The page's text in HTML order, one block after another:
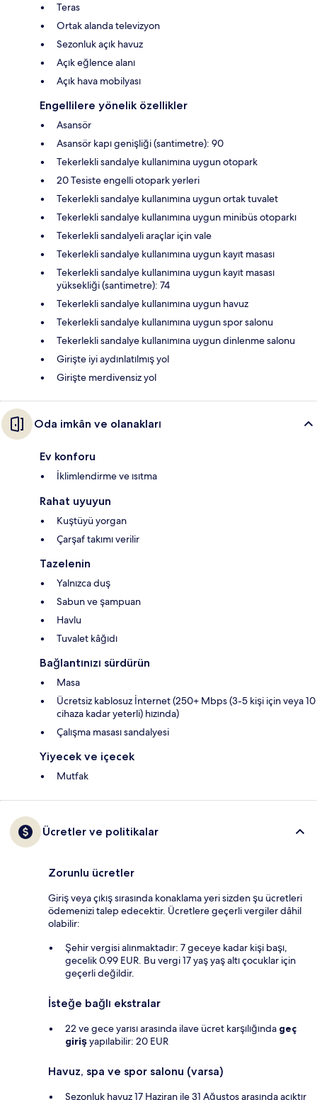
Teras
Ortak alanda televizyon
Sezonluk açık havuz
Açık eğlence alanı
Açık hava mobilyası
Engellilere yönelik özellikler
Asansör
Asansör kapı genişliği (santimetre): 90
Tekerlekli sandalye kullanımına uygun otopark
20 Tesiste engelli otopark yerleri
Tekerlekli sandalye kullanımına uygun ortak tuvalet
Tekerlekli sandalye kullanımına uygun minibüs otoparkı
Tekerlekli sandalyeli araçlar için vale
Tekerlekli sandalye kullanımına uygun kayıt masası
Tekerlekli sandalye kullanımına uygun kayıt masası
yüksekliği (santimetre): 74
Tekerlekli sandalye kullanımına uygun havuz
Tekerlekli sandalye kullanımına uygun spor salonu
Tekerlekli sandalye kullanımına uygun dinlenme salonu
Girişte iyi aydınlatılmış yol
Girişte merdivensiz yol
Oda imkân ve olanakları
Ev konforu
İklimlendirme ve ısıtma
Rahat uyuyun
Kuştüyü yorgan
Çarşaf takımı verilir
Tazelenin
Yalnızca duş
Sabun ve şampuan
Havlu
Tuvalet kâğıdı
Bağlantınızı sürdürün
Masa
Ücretsiz kablosuz İnternet (250+ Mbps (3-5 kişi için veya 10
cihaza kadar yeterli) hızında)
Çalışma masası sandalyesi
Yiyecek ve içecek
Mutfak
Ücretler ve politikalar
Zorunlu ücretler
Giriş veya çıkış sırasında konaklama yeri sizden şu ücretleri
ödemenizi talep edecektir. Ücretlere geçerli vergiler dâhil
olabilir:
Şehir vergisi alınmaktadır: 7 geceye kadar kişi başı,
gecelik 0.99 EUR. Bu vergi 17 yaş yaş altı çocuklar için
geçerli değildir.
İsteğe bağlı ekstralar
22 ve gece yarısı arasında ilave ücret karşılığında geç
girişyapılabilir: 20 EUR
Havuz, spa ve spor salonu (varsa)
Sezonluk havuz 17 Haziran ile 31 Ağustos arasında açıktır